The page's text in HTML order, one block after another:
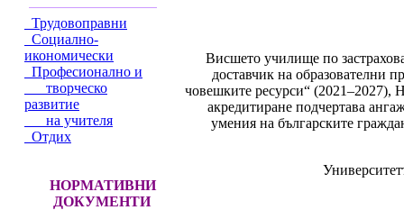
Трудовоправни
Социално-
икономически
Професионално и
творческо
развитие
на учителя
Отдих
НОРМАТИВНИ
ДОКУМЕНТИ
Висшето училище по
доставчик на образователни
човешките ресурси“ (2021–2027),
акредитиране подчертава
умения на българските